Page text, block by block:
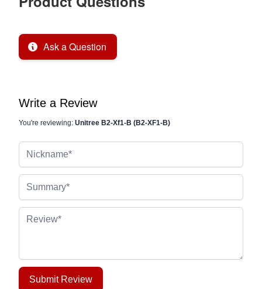
Ask a Question
Write a Review
You're reviewing: Unitree B2-Xf1-B (B2-XF1-B)
Review
Submit Review